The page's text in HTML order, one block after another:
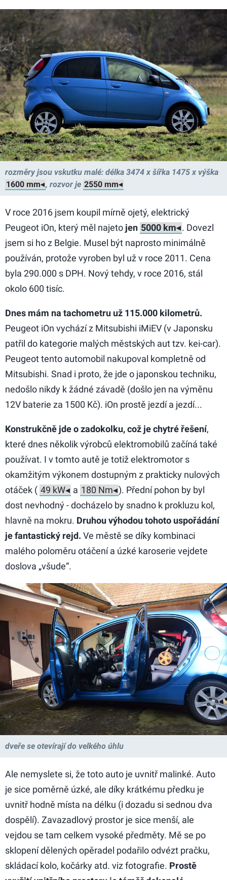
rozměry jsou vskutku malé: délka 3474 x šířka 1475 x výška
, rozvor je
V roce 2016 jsem koupil mírně ojetý, elektrický
Peugeot iOn, který měl najeto jen
. Dovezl
jsem si ho z Belgie. Musel být naprosto minimálně
používán, protože vyroben byl už v roce 2011. Cena
byla 290.000 s DPH. Nový tehdy, v roce 2016, stál
okolo 600 tisíc.
Dnes mám na tachometru už 115.000 kilometrů.
Peugeot iOn vychází z Mitsubishi iMiEV (v Japonsku
patřil do kategorie malých městských aut tzv. kei-car).
Peugeot tento automobil nakupoval kompletně od
Mitsubishi. Snad i proto, že jde o japonskou techniku,
nedošlo nikdy k žádné závadě (došlo jen na výměnu
12V baterie za 1500 Kč). iOn prostě jezdí a jezdí...
Konstrukčně jde o zadokolku, což je chytré řešení,
které dnes několik výrobců elektromobilů začíná také
používat. I v tomto autě je totiž elektromotor s
okamžitým výkonem dostupným z prakticky nulových
otáček (
a
). Přední pohon by byl
dost nevhodný - docházelo by snadno k prokluzu kol,
hlavně na mokru. Druhou výhodou tohoto uspořádání
je fantastický rejd. Ve městě se díky kombinaci
malého poloměru otáčení a úzké karoserie vejdete
doslova „všude“.
dveře se otevírají do velkého úhlu
Ale nemyslete si, že toto auto je uvnitř malinké. Auto
je sice poměrně úzké, ale díky krátkému předku je
uvnitř hodně místa na délku (i dozadu si sednou dva
dospělí). Zavazadlový prostor je sice menší, ale
vejdou se tam celkem vysoké předměty. Mě se po
sklopení dělených opěradel podařilo odvézt pračku,
skládací kolo, kočárky atd. viz fotografie. Prostě